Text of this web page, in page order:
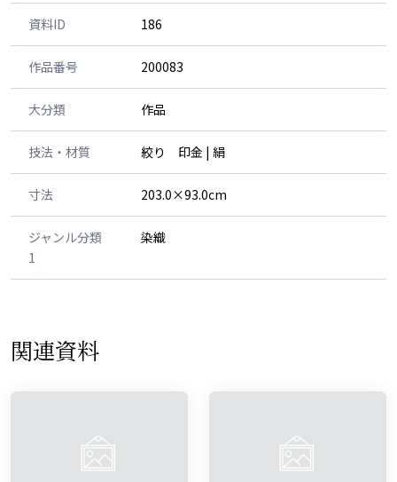
資料ID 186
作品番号 200083
大分類 作品
技法・材質 絞り 印金 | 絹
寸法 203.0×93.0cm
ジャンル分類
1
染織
関連資料